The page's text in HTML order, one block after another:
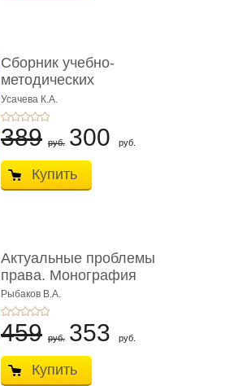
Сборник учебно-
методических
материалов по кур ...
Усачева К.А.
389 руб. 300 руб.
Купить
Актуальные проблемы
права. Монография
Рыбаков В.А.
459 руб. 353 руб.
Купить